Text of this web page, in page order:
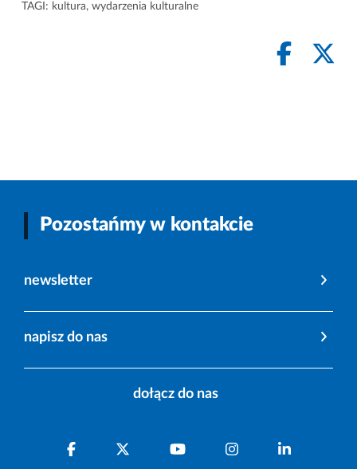
TAGI: kultura, wydarzenia kulturalne
Pozostańmy w kontakcie
newsletter
napisz do nas
dołącz do nas